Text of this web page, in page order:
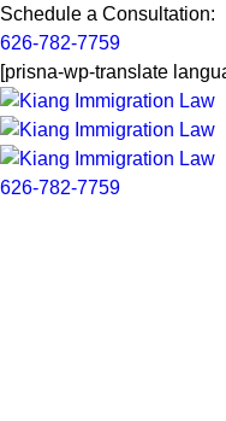
Schedule a Consultation:
626-782-7759
[prisna-wp-translate
626-782-7759